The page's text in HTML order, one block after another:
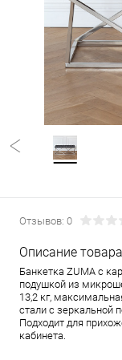
Отзывов: 0
Описание
Банкетка ZUMA с
подушкой из
13,2 кг,
стали с зеркальной
Подходит для
кабинета.